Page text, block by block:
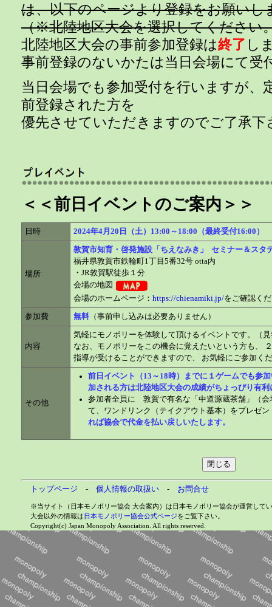
は、以下のページより登録をお願いし
（※北陸地区大会を選択してください
北陸地区大会の事前参加登録は終了 し
事前登録のないかたは当日会場にて受
当日会場でも参加受付を行いますが、
前登録された方を
優先させていただきますのでご了承下
＜＜前日イベントのご案内＞＞
日時 2024年4月20日（土）13:00～18:00（最終受付16:00）
場所
敦賀市知育・啓発施設「ちえなみき」 セミナー＆スタ
福井県敦賀市鉄輪町1丁目5番32号 otta内
・JR敦賀駅徒歩１分
会場の地図
会場のホームページ： https://chienamiki.jp/をご確認く
参加費 無料（事前申し込みは必要ありません）
内容
気軽にモノポリーを体験して頂けるイベントです。（
なお、モノポリーをこの機会に覚えたいという方も、
指導が受けることができますので、 お気軽にご参加く
その他
前日イベント（13～18時）までに１ゲームでも参
加される方は北陸地区大会の成績がちょっぴり有利
参加者全員に 敦賀で有名な「中道源蔵茶舗」（会
て、ワンドリンク（テイクアウト基本）をプレゼ
れば協会で代金を払い戻しいたします。
トップページ - 個人情報の取扱い - お問合せ
※当サイト（日本モノポリー協会 大会案内）は日本モノポリー協会が運営して
大会以外の情報は日本モノポリー協会公式ページをご覧下さい。
Copyright(c) Japan Monopoly Association. All rights reserved.